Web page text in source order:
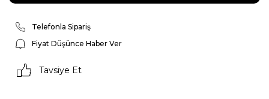
Telefonla Sipariş
Fiyat Düşünce Haber Ver
Tavsiye Et